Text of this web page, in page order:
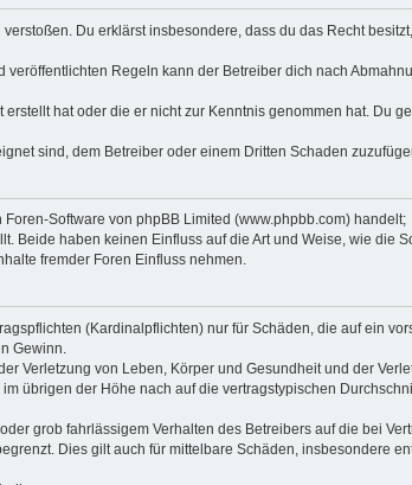
Du erklärst insbesondere, dass du das Recht
Regeln kann der Betreiber dich nach
hat oder die er nicht zur Kenntnis genommen hat. Du
sind, dem Betreiber oder einem Dritten Schaden
Foren-Software von phpBB Limited (www.phpbb.com) handelt;
Beide haben keinen Einfluss auf die Art und Weise, wie die
fremder Foren Einfluss nehmen.
(Kardinalpflichten) nur für Schäden, die auf ein
Gewinn.
Verletzung von Leben, Körper und Gesundheit und der
übrigen der Höhe nach auf die vertragstypischen
grob fahrlässigem Verhalten des Betreibers auf die bei
Dies gilt auch für mittelbare Schäden, insbesondere